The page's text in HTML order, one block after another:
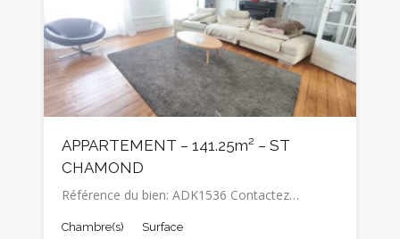
APPARTEMENT – 141.25m² – ST
CHAMOND
Référence du bien: ADK1536 Contactez…
Chambre(s) Surface